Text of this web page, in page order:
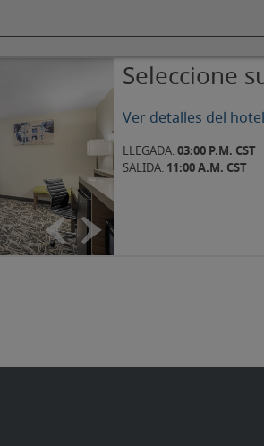
fotografías
Mostrar imagen
Mostrar imagen
Seleccione
Ver detalles del hotel
LLEGADA:03:00 P.M. CST
SALIDA: 11:00 A.M. CST